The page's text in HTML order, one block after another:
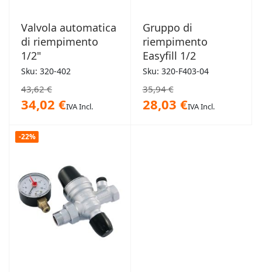
Valvola automatica
di riempimento
1/2"
Sku: 320-402
43,62 €
34,02 €IVA Incl.
Gruppo di
riempimento
Easyfill 1/2
Sku: 320-F403-04
35,94 €
28,03 €IVA Incl.
-22%